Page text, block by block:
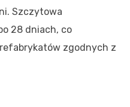
Szczytowa
28 dniach, co
zgodnych z